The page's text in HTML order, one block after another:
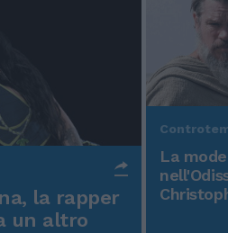
la rapper
un altro
La